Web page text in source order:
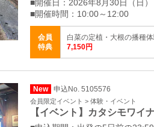
■開催日：2026年8月30日（日）
■開催時間：10:00～12:00
会員
特典
白菜の定植・大根の播種
7,150円
New 申込No. 5105576
会員限定イベント > 体験・イベント
【イベント】カタシモワイ